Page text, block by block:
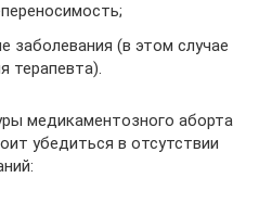
заболевания (в этом случае
терапевта).
медикаментозного аборта
убедиться в отсутствии